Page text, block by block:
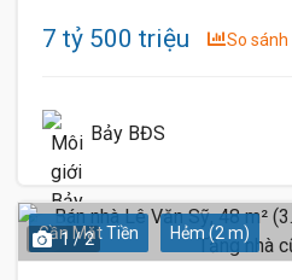
7 tỷ 500 triệu So sánh
Bảy BĐS
Gần Mặt Tiền Hẻm (2 m)
1 / 2